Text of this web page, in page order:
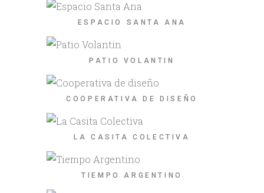
ESPACIO SANTA ANA
PATIO VOLANTIN
COOPERATIVA DE DISEÑO
LA CASITA COLECTIVA
TIEMPO ARGENTINO